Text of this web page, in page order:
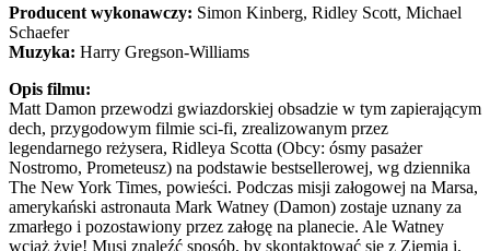
Producent wykonawczy: Simon Kinberg, Ridley Scott, Michael
Schaefer
Muzyka: Harry Gregson-Williams
Opis filmu:
Matt Damon przewodzi gwiazdorskiej obsadzie w tym zapierającym
dech, przygodowym filmie sci-fi, zrealizowanym przez
legendarnego reżysera, Ridleya Scotta (Obcy: ósmy pasażer
Nostromo, Prometeusz) na podstawie bestsellerowej, wg dziennika
The New York Times, powieści. Podczas misji załogowej na Marsa,
amerykański astronauta Mark Watney (Damon) zostaje uznany za
zmarłego i pozostawiony przez załogę na planecie. Ale Watney
wciąż żyje! Musi znaleźć sposób, by skontaktować się z Ziemią i,